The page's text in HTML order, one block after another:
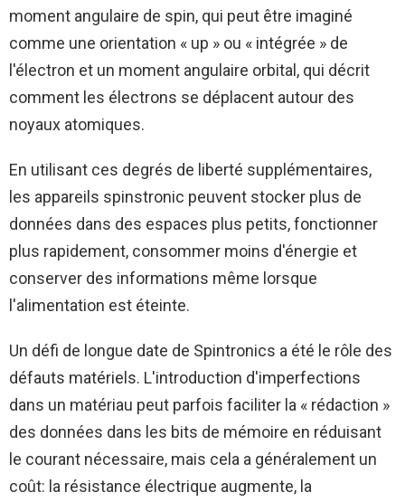
moment angulaire de spin, qui peut être imaginé
comme une orientation « up » ou « intégrée » de
l'électron et un moment angulaire orbital, qui décrit
comment les électrons se déplacent autour des
noyaux atomiques.
En utilisant ces degrés de liberté supplémentaires,
les appareils spinstronic peuvent stocker plus de
données dans des espaces plus petits, fonctionner
plus rapidement, consommer moins d'énergie et
conserver des informations même lorsque
l'alimentation est éteinte.
Un défi de longue date de Spintronics a été le rôle des
défauts matériels. L'introduction d'imperfections
dans un matériau peut parfois faciliter la « rédaction »
des données dans les bits de mémoire en réduisant
le courant nécessaire, mais cela a généralement un
coût: la résistance électrique augmente, la